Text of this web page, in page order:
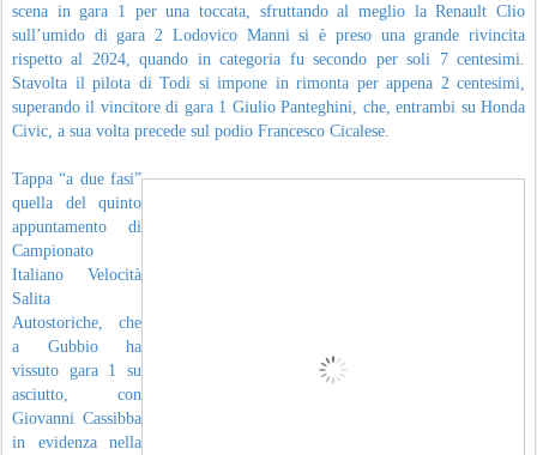
scena in gara 1 per una toccata, sfruttando al meglio la Renault Clio
sull’umido di gara 2 Lodovico Manni si è preso una grande rivincita
rispetto al 2024, quando in categoria fu secondo per soli 7 centesimi.
Stavolta il pilota di Todi si impone in rimonta per appena 2 centesimi,
superando il vincitore di gara 1 Giulio Panteghini, che, entrambi su Honda
Civic, a sua volta precede sul podio Francesco Cicalese.
Tappa “a due fasi”
quella del quinto
appuntamento di
Campionato
Italiano Velocità
Salita
Autostoriche, che
a Gubbio ha
vissuto gara 1 su
asciutto, con
Giovanni Cassibba
in evidenza nella